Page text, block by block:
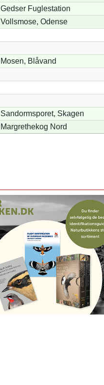
Gedser Fuglestation
Vollsmose, Odense
Mosen, Blåvand
Sandormsporet, Skagen
Margrethekog Nord